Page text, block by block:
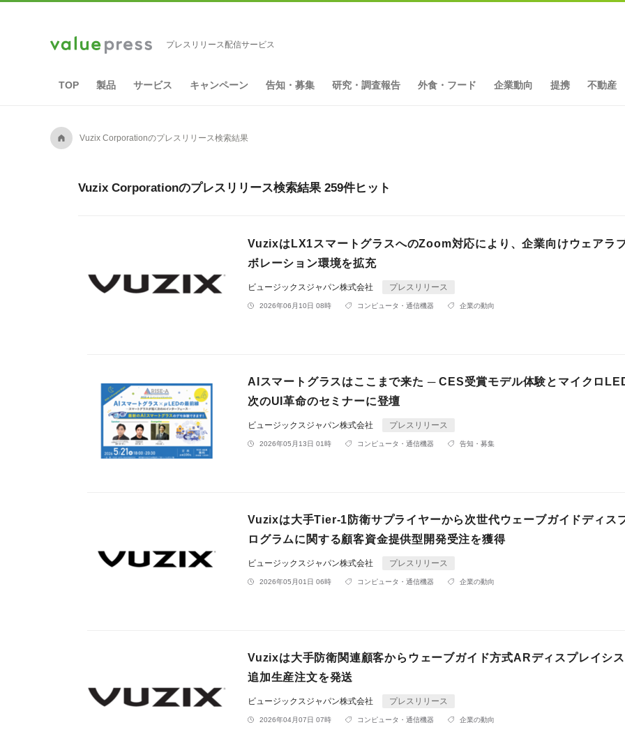
プレスリリース配信サービス
TOP 製品 サービス キャンペーン 告知・募集 研究・調査報告 外食・フード 企業動向 提携 不動産
A Vuzix Corporationのプレスリリース検索結果
Vuzix Corporationのプレスリリース検索結果 259件ヒット
VuzixはLX1スマートグラスへのZoom対応により、企業向けウェアラ
ボレーション環境を拡充
ビュージックスジャパン株式会社 プレスリリース
2026年06月10日 08時 コンピュータ・通信機器 企業の動向
AIスマートグラスはここまで来た ─ CES受賞モデル体験とマイクロ
次のUI革命のセミナーに登壇
ビュージックスジャパン株式会社 プレスリリース
2026年05月13日 01時 コンピュータ・通信機器 告知・募集
Vuzixは大手Tier-1防衛サプライヤーから次世代ウェーブガイドディス
ログラムに関する顧客資金提供型開発受注を獲得
ビュージックスジャパン株式会社 プレスリリース
2026年05月01日 06時 コンピュータ・通信機器 企業の動向
Vuzixは大手防衛関連顧客からウェーブガイド方式ARディスプレイシ
追加生産注文を発送
ビュージックスジャパン株式会社 プレスリリース
2026年04月07日 07時 コンピュータ・通信機器 企業の動向